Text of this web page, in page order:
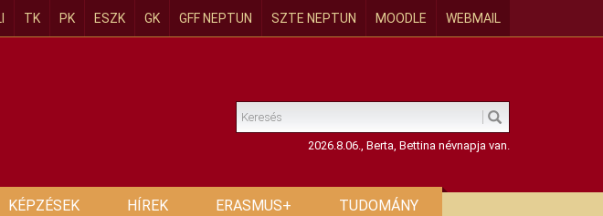
TK PK ESZK GK GFF NEPTUN SZTE NEPTUN MOODLE WEBMAIL
2026.8.06., Berta, Bettina névnapja van.
KÉPZÉSEK HÍREK ERASMUS+ TUDOMÁNY